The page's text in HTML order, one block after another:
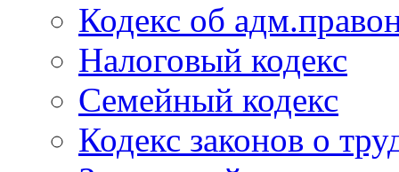
Кодекс об
Налоговый кодекс
Семейный кодекс
Кодекс законов о